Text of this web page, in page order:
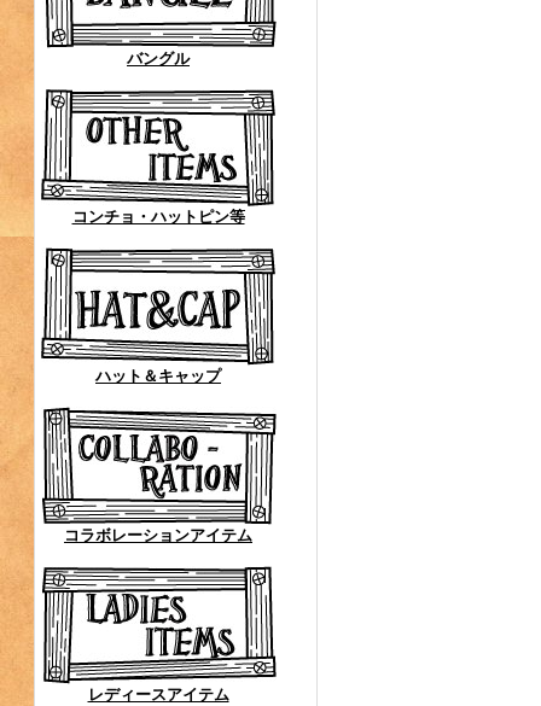
バングル
コンチョ・ハットピン等
ハット＆キャップ
コラボレーションアイテム
レディースアイテム